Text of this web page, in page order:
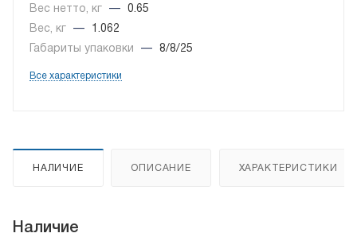
Вес нетто, кг
—
0.65
Вес, кг
—
1.062
Габариты упаковки
— 8/8/25
Все характеристики
НАЛИЧИЕ ОПИСАНИЕ ХАРАКТЕРИСТИКИ
Наличие